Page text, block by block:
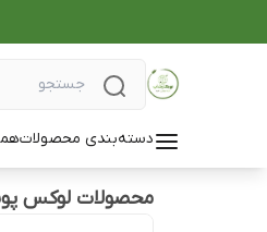
دسته‌بندی محصولات
محصولات لوکس